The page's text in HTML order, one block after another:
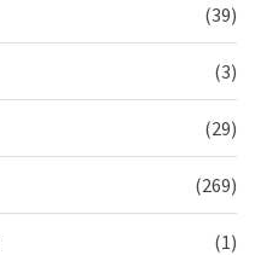
(39)
(3)
(29)
(269)
(1)